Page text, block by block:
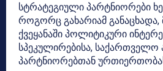
სტრატეგიული პარტნიორები
როგორც გახარიამ განაცხადა,
ქვეყანაში პოლიტიკური
სპეკულირებისა, საქართველო
პარტნიორებთან